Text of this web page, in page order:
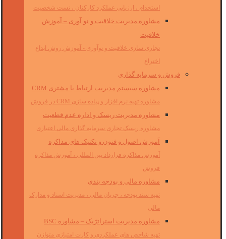
استخدام ، ارزیابی عملکرد کارکنان ، تست شخصیت
مشاوره مدیریت خلاقیت و نو آوری – آموزش
خلاقیت
تجاری سازی خلاقیت و نوآوری - آموزش روش ابداع
اختراع
فروش و سرمایه گذاری
مشاوره سیستم مدیریت ارتباط با مشتری CRM
مشاوره تهیه نرم افزار و پیاده سازی CRM در فروش
مشاوره مدیریت ریسک و اداره عدم قطعیت
مشاوره ریسک تجاری سرمایه گذاری مالی اعتباری
آموزش اصول و فنون و تکنیک های مذاکره
آموزش مذاکره قرارداد بین المللی ، آموزش مذاکره
فروش
مشاوره مالی و بودجه بندی
تهیه سند بودجه ، جریان مالی ، مدیریت اسناد و مدارک
مالی
مشاوره مدیریت استراتژیک – مشاوره BSC
تهیه شاخص های عملکردی و کارت امتیازی متوازن